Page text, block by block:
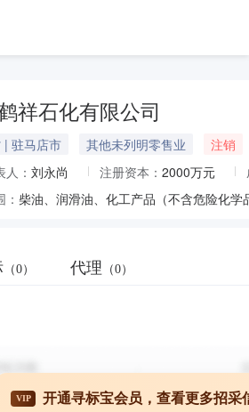
祥石化有限公司
| 驻马店市 其他未列明零售业
注销
： 刘永尚 注册资本： 2000万元
柴油、润滑油、化工产品（不含危险化学
（0） 代理 （0）
VIP 开通寻标宝会员，查看更多招采